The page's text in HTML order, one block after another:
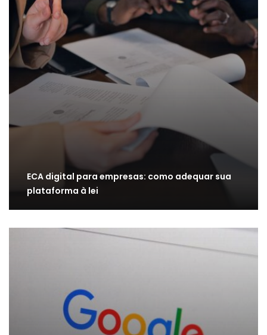
ECA digital para empresas: como adequar sua
plataforma à lei